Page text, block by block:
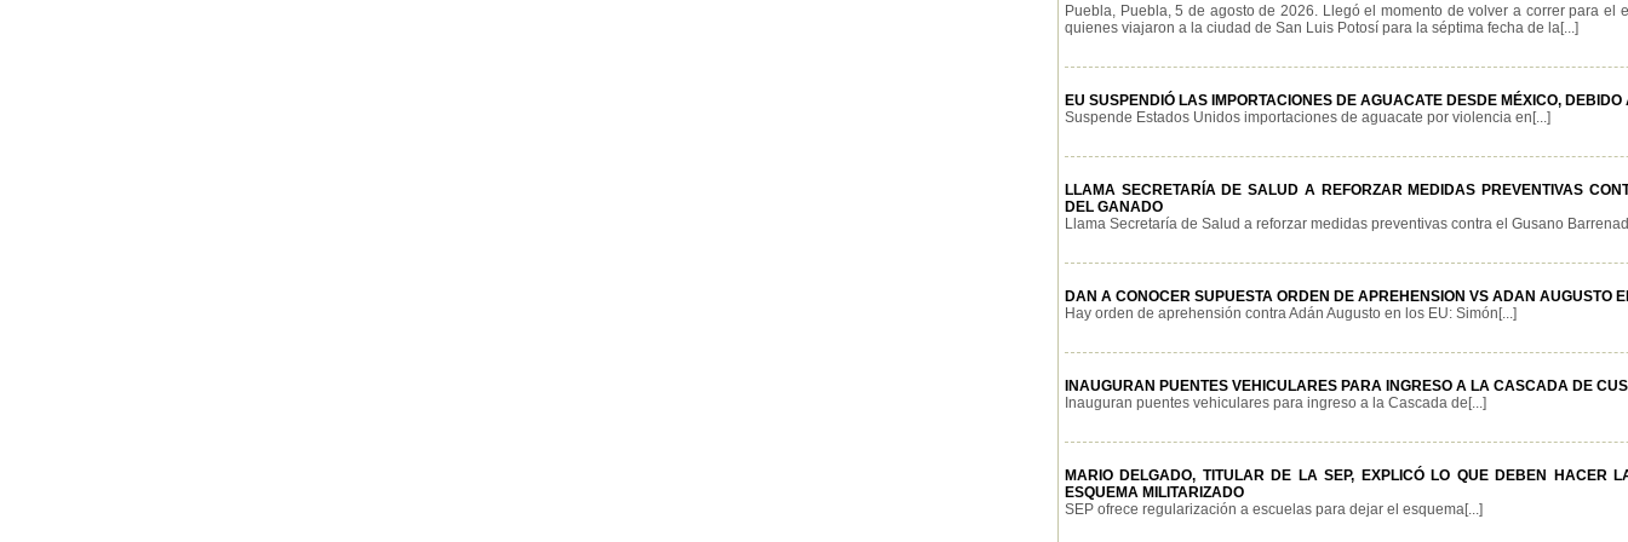
Puebla, Puebla, 5 de agosto de 2026. Llegó el momento de volver a correr para el
quienes viajaron a la ciudad de San Luis Potosí para la séptima fecha de la[...]
EU SUSPENDIÓ LAS IMPORTACIONES DE AGUACATE DESDE MÉXICO,
Suspende Estados Unidos importaciones de aguacate por violencia en[...]
LLAMA SECRETARÍA DE SALUD A REFORZAR MEDIDAS PREVENTIVAS
DEL GANADO
Llama Secretaría de Salud a reforzar medidas preventivas contra el Gusano
DAN A CONOCER SUPUESTA ORDEN DE APREHENSION VS ADAN AUGUSTO
Hay orden de aprehensión contra Adán Augusto en los EU: Simón[...]
INAUGURAN PUENTES VEHICULARES PARA INGRESO A LA CASCADA DE
Inauguran puentes vehiculares para ingreso a la Cascada de[...]
MARIO DELGADO, TITULAR DE LA SEP, EXPLICÓ LO QUE DEBEN HACER
ESQUEMA MILITARIZADO
SEP ofrece regularización a escuelas para dejar el esquema[...]